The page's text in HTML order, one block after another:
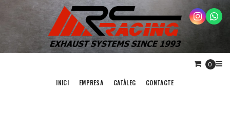
0
INICI EMPRESA CATÀLEG CONTACTE